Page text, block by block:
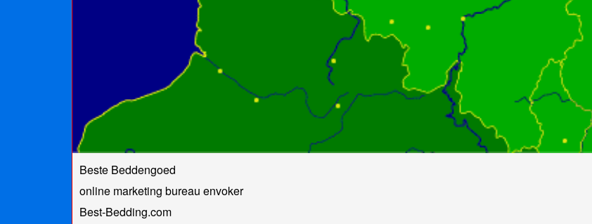
Beste Beddengoed
online marketing bureau envoker
Best-Bedding.com